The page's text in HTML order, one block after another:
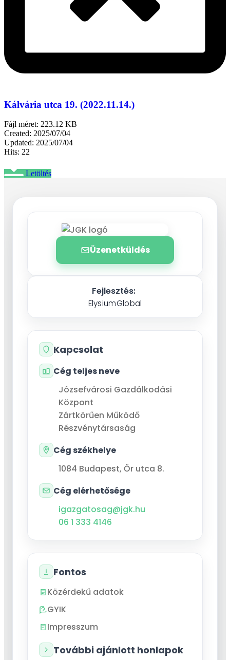
Kálvária utca 19. (2022.11.14.)
Fájl méret: 223.12 KB
Created: 2025/07/04
Updated: 2025/07/04
Hits: 22
Letöltés
Üzenetküldés
Fejlesztés:
ElysiumGlobal
Kapcsolat
Cég teljes neve
Józsefvárosi Gazdálkodási
Központ
Zártkörűen Működő
Részvénytársaság
Cég székhelye
1084 Budapest, Őr utca 8.
Cég elérhetősége
igazgatosag@jgk.hu
06 1 333 4146
Fontos
Közérdekű adatok
GYIK
Impresszum
További ajánlott honlapok